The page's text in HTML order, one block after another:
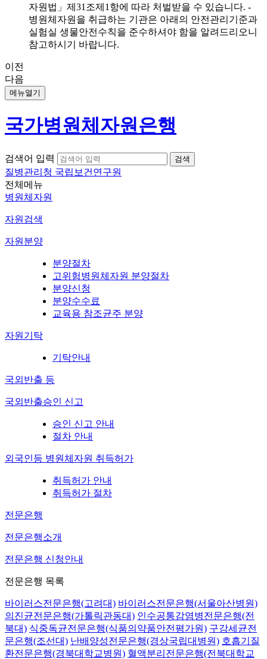
자원법」제31조제1항에 따라 처벌받을 수 있습니다. -
병원체자원을 취급하는 기관은 아래의 안전관리기준과
실험실 생물안전수칙을 준수하셔야 함을 알려드리오니
참고하시기 바랍니다.
이전
다음
메뉴열기
국가병원체자원은행
검색어 입력
질병관리청 국립보건연구원
전체메뉴
병원체자원
자원검색
자원분양
분양절차
고위험병원체자원 분양절차
분양신청
분양수수료
교육용 참조균주 분양
자원기탁
기탁안내
국외반출 등
국외반출승인 신고
승인 신고 안내
절차 안내
외국인등 병원체자원 취득허가
취득허가 안내
취득허가 절차
전문은행
전문은행소개
전문은행 신청안내
전문은행 목록
바이러스전문은행(고려대) 바이러스전문은행(서울아산병원)
의진균전문은행(가톨릭관동대) 인수공통감염병전문은행(전
북대) 식중독균전문은행(식품의약품안전평가원) 구강세균전
문은행(조선대) 난배양성전문은행(경상국립대병원) 호흡기질
환전문은행(경북대학교병원) 혈액분리전문은행(전북대학교